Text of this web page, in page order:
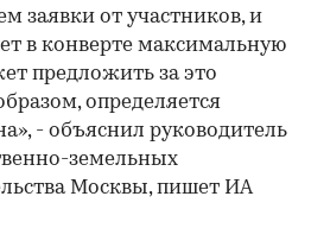
заявки от участников, и
в конверте максимальную
предложить за это
определяется
- объяснил руководитель
земельных
Москвы, пишет ИА